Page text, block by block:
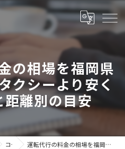
の相場を福岡県
クシーより安く
離別の目安
コラム 運転代行の料金の相場を福岡県で徹底比較しタクシーより安く使うコツと距離別の目安